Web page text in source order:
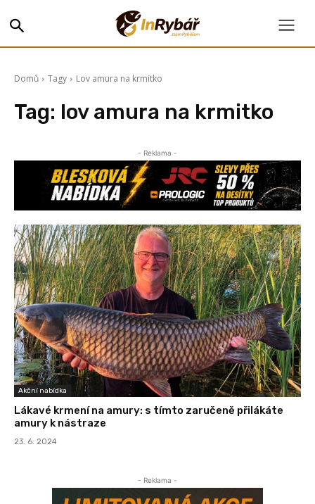
Domů Tagy Lov amura na krmitko
Tag: lov amura na krmitko
- Reklama -
Akční nabídka
Lákavé krmení na amury: s tímto zaručeně přilákáte
amury k nástraze
23. 6. 2024
- Reklama -